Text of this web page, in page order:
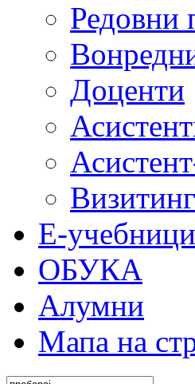
Редовни
Доценти
Е-учебници
ОБУКА
Алумни
Мапа на